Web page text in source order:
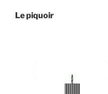
Le piquoir